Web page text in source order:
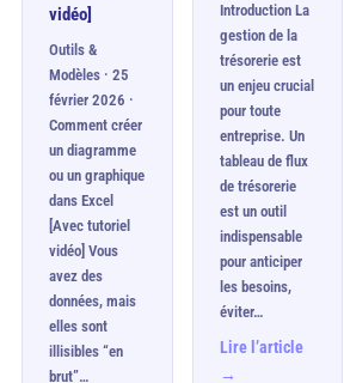
vidéo]
Outils &
Modèles · 25
février 2026 ·
Comment créer
un diagramme
ou un graphique
dans Excel
[Avec tutoriel
vidéo] Vous
avez des
données, mais
elles sont
illisibles “en
brut”…
Introduction La
gestion de la
trésorerie est
un enjeu crucial
pour toute
entreprise. Un
tableau de flux
de trésorerie
est un outil
indispensable
pour anticiper
les besoins,
éviter…
Lire l’article
→